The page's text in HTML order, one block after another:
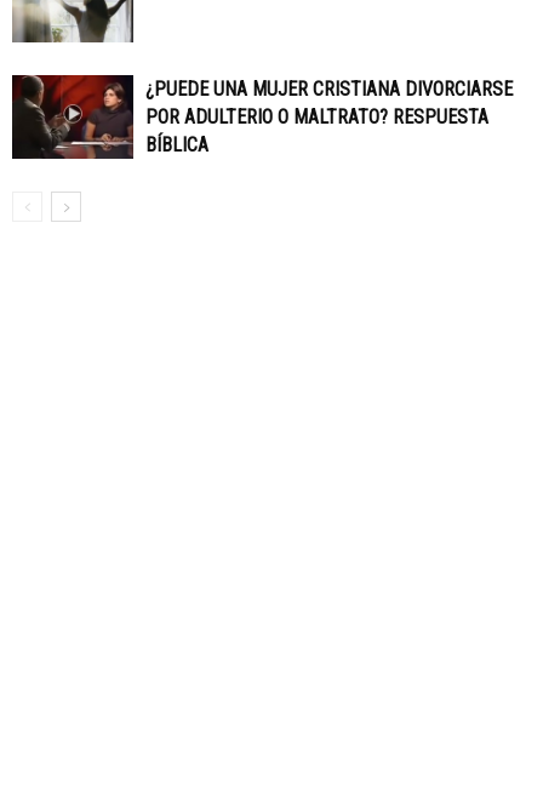
¿PUEDE UNA MUJER CRISTIANA DIVORCIARSE
POR ADULTERIO O MALTRATO? RESPUESTA
BÍBLICA